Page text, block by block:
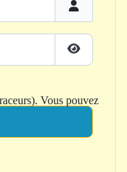
Afficher le
Vous pouvez